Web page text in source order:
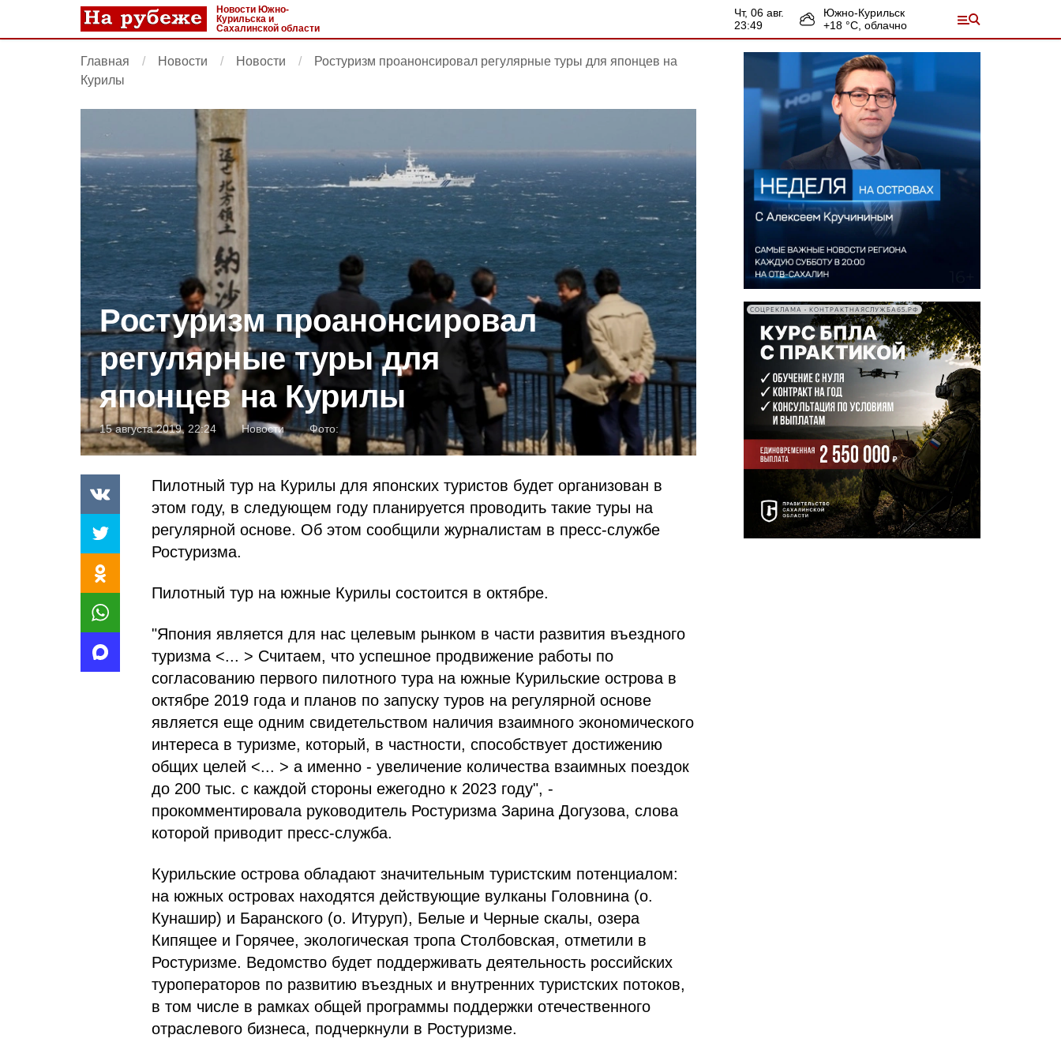
Новости Южно-
Курильска и
Сахалинской области
чт, 06 авг.
23:49
Южно-Курильск
+18 °С, облачно
Главная Новости Новости
Ростуризм проанонсировал регулярные туры для японцев на
Курилы
Ростуризм проанонсировал
регулярные туры для
японцев на Курилы
15 августа 2019, 22:24 Новости Фото:
Пилотный тур на Курилы для японских туристов будет организован в
этом году, в следующем году планируется проводить такие туры на
регулярной основе. Об этом сообщили журналистам в пресс-службе
Ростуризма.
Пилотный тур на южные Курилы состоится в октябре.
"Япония является для нас целевым рынком в части развития въездного
туризма <... > Считаем, что успешное продвижение работы по
согласованию первого пилотного тура на южные Курильские острова в
октябре 2019 года и планов по запуску туров на регулярной основе
является еще одним свидетельством наличия взаимного экономического
интереса в туризме, который, в частности, способствует достижению
общих целей <... > а именно - увеличение количества взаимных поездок
до 200 тыс. с каждой стороны ежегодно к 2023 году", -
прокомментировала руководитель Ростуризма Зарина Догузова, слова
которой приводит пресс-служба.
Курильские острова обладают значительным туристским потенциалом:
на южных островах находятся действующие вулканы Головнина (о.
Кунашир) и Баранского (о. Итуруп), Белые и Черные скалы, озера
Кипящее и Горячее, экологическая тропа Столбовская, отметили в
Ростуризме. Ведомство будет поддерживать деятельность российских
туроператоров по развитию въездных и внутренних туристских потоков,
в том числе в рамках общей программы поддержки отечественного
отраслевого бизнеса, подчеркнули в Ростуризме.
СОЦРЕКЛАМА • КОНТРАКТНАЯСЛУЖБА65.РФ